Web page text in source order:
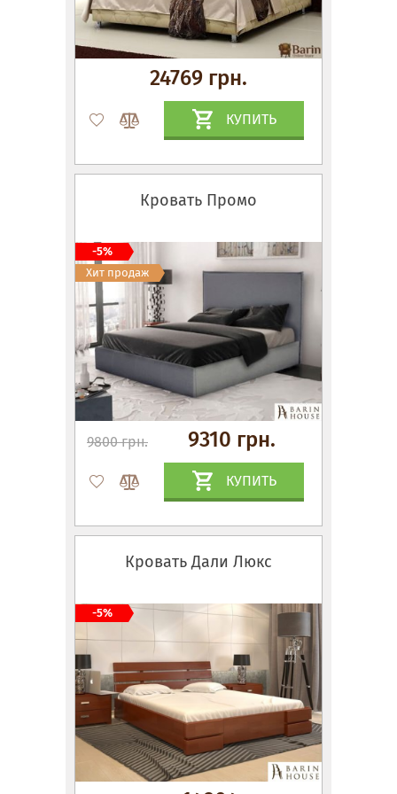
24769 грн.
КУПИТЬ
Кровать Промо
9800 грн. 9310 грн.
КУПИТЬ
-5%
Хит продаж
Кровать Дали Люкс
-5%